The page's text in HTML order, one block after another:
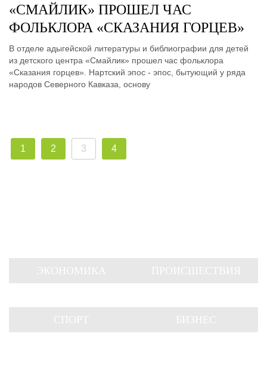
«СМАЙЛИК» ПРОШЕЛ ЧАС
ФОЛЬКЛОРА «СКАЗАНИЯ ГОРЦЕВ»
В отделе адыгейской литературы и библиографии для детей
из детского центра «Смайлик» прошел час фольклора
«Сказания горцев». Нартский эпос - эпос, бытующий у ряда
народов Северного Кавказа, основу
1 2 3 4